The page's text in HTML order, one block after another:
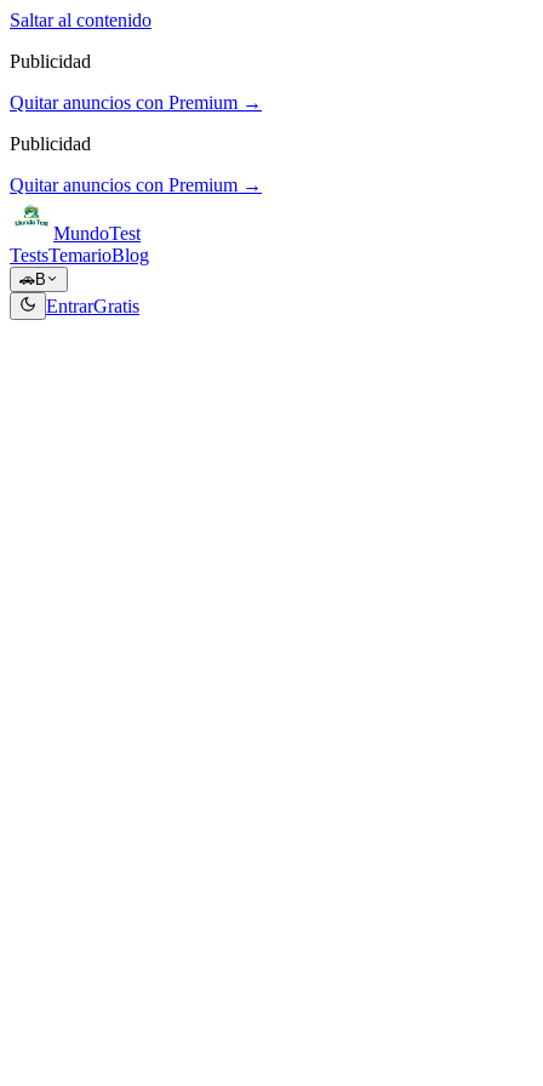
Saltar al contenido
Publicidad
Quitar anuncios con Premium →
Publicidad
Quitar anuncios con Premium →
MundoTest
TestsTemarioBlog
🚗B
EntrarGratis